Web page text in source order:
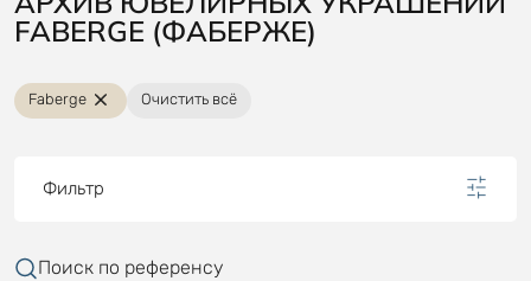
FABERGE (ФАБЕРЖЕ)
Faberge Очистить всё
Фильтр
Поиск по референсу